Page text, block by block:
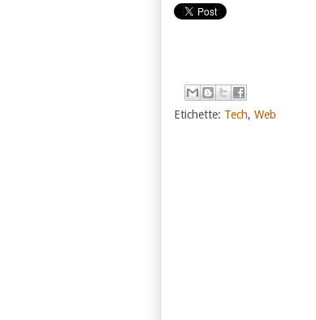
Etichette: Tech, Web